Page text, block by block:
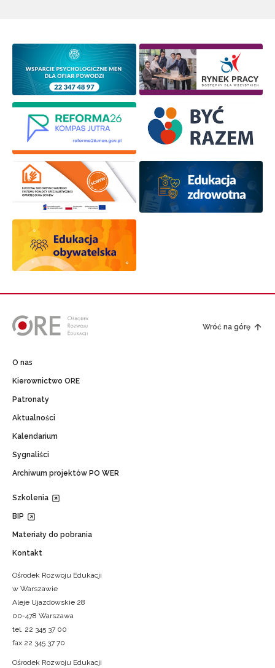
Wróć na górę
O nas
Kierownictwo ORE
Patronaty
Aktualności
Kalendarium
Sygnaliści
Archiwum projektów PO WER
Szkolenia
BIP
Materiały do pobrania
Kontakt
Ośrodek Rozwoju Edukacji
w Warszawie
Aleje Ujazdowskie 28
00-478 Warszawa
tel. 22 345 37 00
fax 22 345 37 70
Ośrodek Rozwoju Edukacji
Zapisuję się